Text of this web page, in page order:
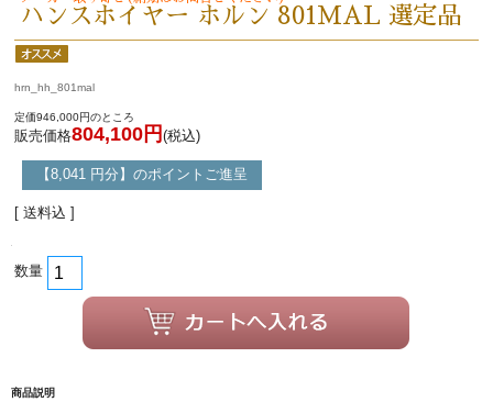
ハンスホイヤー ホルン 801MAL 選定品
hrn_hh_801mal
定価946,000円のところ
販売価格804,100円 (税込)
【8,041 円分】のポイントご進呈
[ 送料込 ]
数量
商品説明